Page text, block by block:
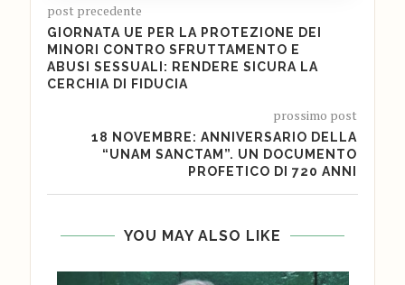
post precedente
GIORNATA UE PER LA PROTEZIONE DEI
MINORI CONTRO SFRUTTAMENTO E
ABUSI SESSUALI: RENDERE SICURA LA
CERCHIA DI FIDUCIA
prossimo post
18 NOVEMBRE: ANNIVERSARIO DELLA
“UNAM SANCTAM”. UN DOCUMENTO
PROFETICO DI 720 ANNI
YOU MAY ALSO LIKE